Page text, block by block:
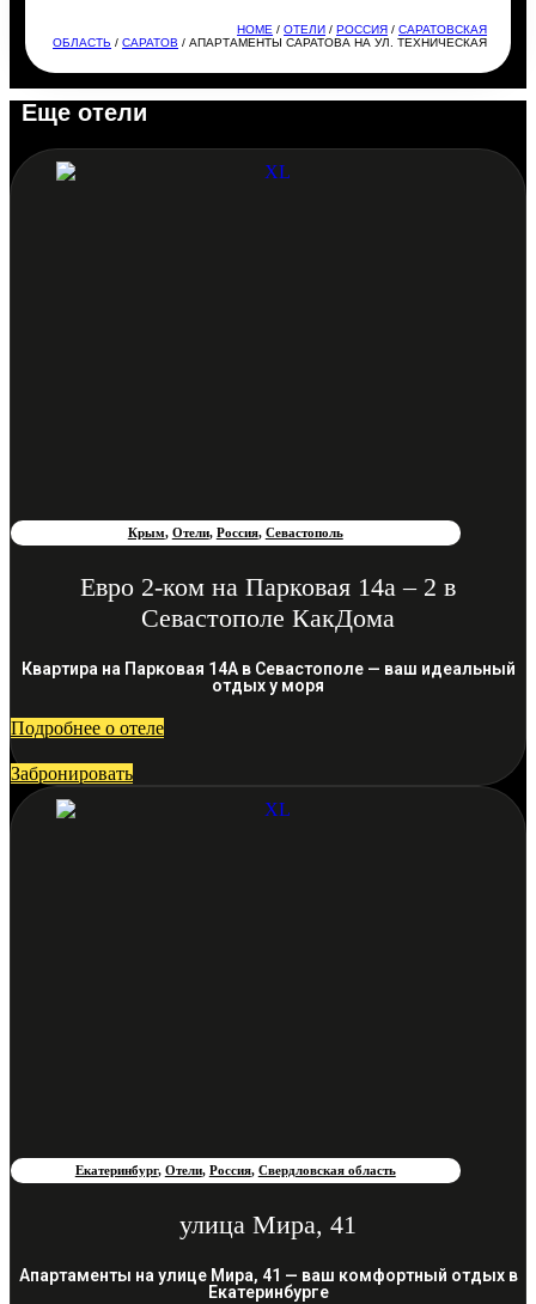
HOME /ОТЕЛИ /РОССИЯ /САРАТОВСКАЯ
ОБЛАСТЬ /САРАТОВ / АПАРТАМЕНТЫ САРАТОВА НА УЛ. ТЕХНИЧЕСКАЯ
Еще отели
Крым, Отели, Россия, Севастополь
Евро 2-ком на Парковая 14а – 2 в
Севастополе КакДома
Квартира на Парковая 14А в Севастополе — ваш идеальный
отдых у моря
Подробнее о отеле
Забронировать
Екатеринбург, Отели, Россия, Свердловская область
улица Мира, 41
Апартаменты на улице Мира, 41 — ваш комфортный отдых в
Екатеринбурге